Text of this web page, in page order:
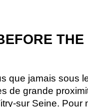
THE
que jamais sous
de grande
sur Seine. Pour